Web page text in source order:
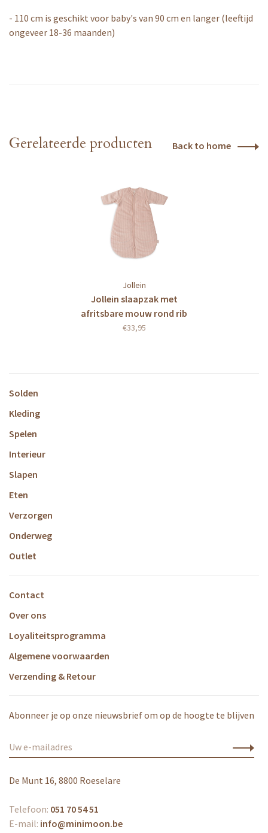
- 110 cm is geschikt voor baby's van 90 cm en langer (leeftijd
ongeveer 18-36 maanden)
Gerelateerde producten Back to home
Jollein
Jollein slaapzak met
afritsbare mouw rond rib
wild rose
€33,95
Solden
Kleding
Spelen
Interieur
Slapen
Eten
Verzorgen
Onderweg
Outlet
Contact
Over ons
Loyaliteitsprogramma
Algemene voorwaarden
Verzending & Retour
Abonneer je op onze nieuwsbrief om op de hoogte te blijven
De Munt 16, 8800 Roeselare
Telefoon: 051 70 54 51
E-mail: info@minimoon.be